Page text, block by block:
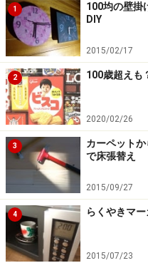
・エアコンのフィルター
エアコンのフィルターを
ルを1～2滴垂らすと、風
体感温度を下げてくれ
は、再度水洗いしてくださ
エアコンのフィルターを水
・サーキュレーターや、
ンを結ぶ
1
100均の壁掛
DIY
2015/02/17
2 100歳超えも
2020/02/26
3
カーペット
で床張替え
2015/09/27
4 らくやきマ
2015/07/23